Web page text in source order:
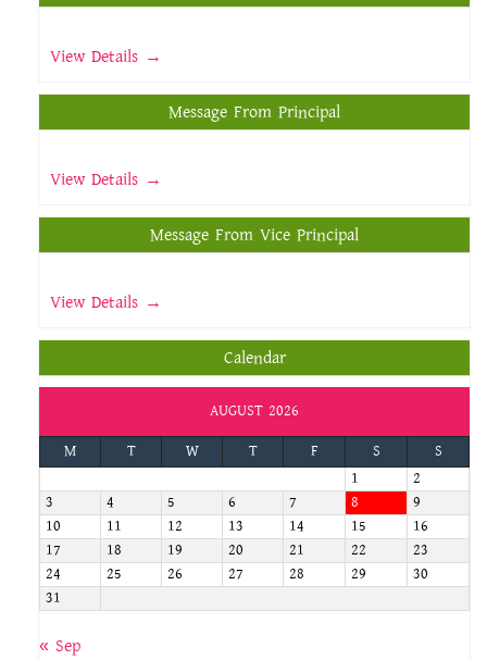
View Details →
Message From Principal
View Details →
Message From Vice Principal
View Details →
Calendar
AUGUST 2026
M
T W T F S
S
1
2
3
4 5 6 7 8
9
10
11 12 13 14 15
16
17
18 19 20 21 22
23
24
25 26 27 28 29
30
31
« Sep